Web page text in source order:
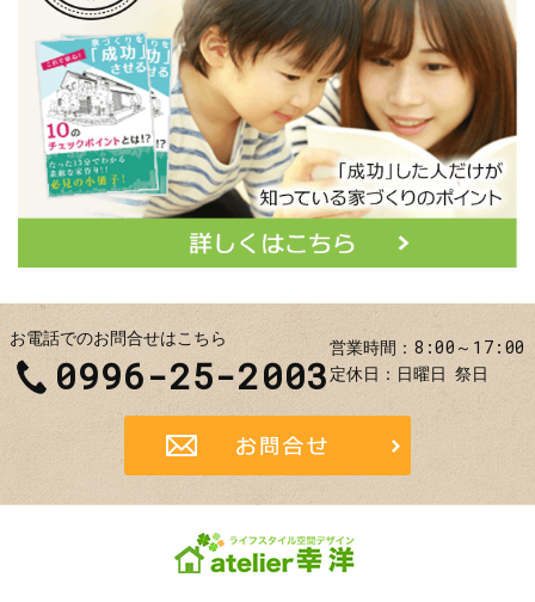
お電話でのお問合せはこちら
0996-25-2003
営業時間 8:00～17:00
定休日 日曜日 祭日